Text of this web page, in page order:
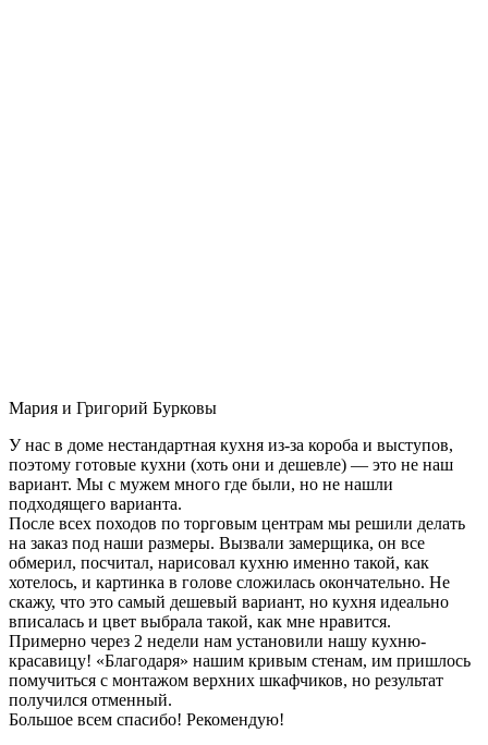
Мария и Григорий Бурковы
У нас в доме нестандартная кухня из-за короба и выступов,
поэтому готовые кухни (хоть они и дешевле) — это не наш
вариант. Мы с мужем много где были, но не нашли
подходящего варианта.
После всех походов по торговым центрам мы решили делать
на заказ под наши размеры. Вызвали замерщика, он все
обмерил, посчитал, нарисовал кухню именно такой, как
хотелось, и картинка в голове сложилась окончательно. Не
скажу, что это самый дешевый вариант, но кухня идеально
вписалась и цвет выбрала такой, как мне нравится.
Примерно через 2 недели нам установили нашу кухню-
красавицу! «Благодаря» нашим кривым стенам, им пришлось
помучиться с монтажом верхних шкафчиков, но результат
получился отменный.
Большое всем спасибо! Рекомендую!